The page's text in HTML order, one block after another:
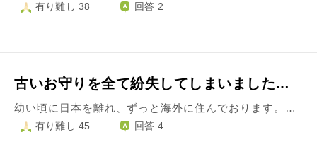
有り難し 38 回答 2
古いお守りを全て紛失してしまいました…
幼い頃に日本を離れ、ずっと海外に住んでおります。子供の頃から古いお守りを３つ持っていました。 今年になって、日本に帰国する機会ができたので、その際にお守りを神社やお寺に返そうと思っていたのですが、３つとも全て無くしてしまいました…。 飛行機に乗る前日に旅行バッグに入れた筈なのですが、日本に着いてバッグの中を確認したら入っていませんでした。うっかり家に置いてきてしまったのではないかと思い、日本から帰った後、部屋の中を探してみたのですが何処にも見当たりません…。 子供の頃からずっと持っていたお守りなので、ショックです。「もしかしたら、どこかで間違えて捨ててしまったのではないか？」「どこか粗末な場所に置きっぱなしなのではないか？」と色々考えてしまいます。 お守りを無くしてから何やら気持ちが落ち着かず、常にイライラしている気がします。職場では上司に口答えして立場を危うくしてしまったり、部下を感情的に怒ってしまったり。プライベートでは、友人の幸せを素直に喜べなくなったり…自己嫌悪に陥る毎日です。 今回、日本に帰国した際に新しくお守りを購入したのですが、あまり効果を得られていない気がします。やっぱり、古いお守りを無くしてしまったから罰が当たったのでしょうか？何か対処法はありましたら教えて頂けませんでしょうか。 よろしくお願いします。
有り難し 45 回答 4